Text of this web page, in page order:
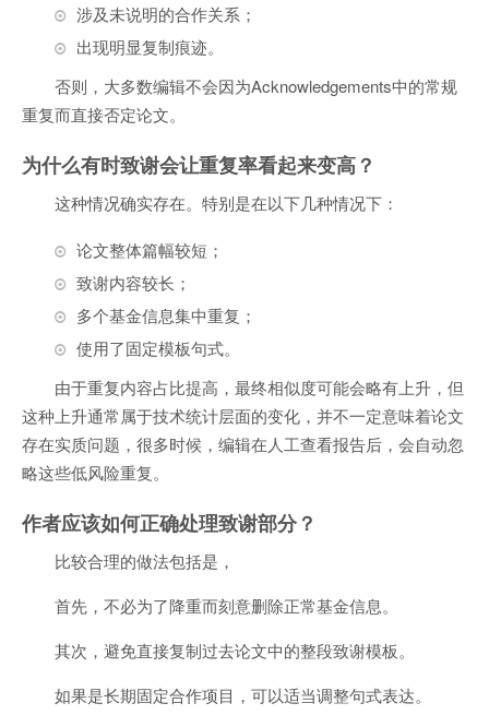
涉及未说明的合作关系；
出现明显复制痕迹。
否则，大多数编辑不会因为Acknowledgements中的常规
重复而直接否定论文。
为什么有时致谢会让重复率看起来变高？
这种情况确实存在。特别是在以下几种情况下：
论文整体篇幅较短；
致谢内容较长；
多个基金信息集中重复；
使用了固定模板句式。
由于重复内容占比提高，最终相似度可能会略有上升，但
这种上升通常属于技术统计层面的变化，并不一定意味着论文
存在实质问题，很多时候，编辑在人工查看报告后，会自动忽
略这些低风险重复。
作者应该如何正确处理致谢部分？
比较合理的做法包括是，
首先，不必为了降重而刻意删除正常基金信息。
其次，避免直接复制过去论文中的整段致谢模板。
如果是长期固定合作项目，可以适当调整句式表达。